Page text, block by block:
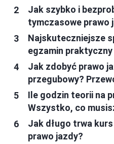
Jak szybko i
tymczasowe prawo
Najskuteczniejsze
egzamin
Jak zdobyć prawo
przegubowy?
Ile godzin teorii na
Wszystko, co
Jak długo trwa
prawo jazdy?